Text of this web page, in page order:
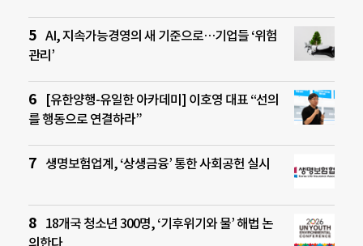
AI, 지속가능경영의 새 기준으로…기업들 ‘위험
관리’
[유한양행-유일한 아카데미] 이호영 대표 “선의
를 행동으로 연결하라”
생명보험업계, ‘상생금융’ 통한 사회공헌 실시
18개국 청소년 300명, ‘기후위기와 물’ 해법 논
의한다